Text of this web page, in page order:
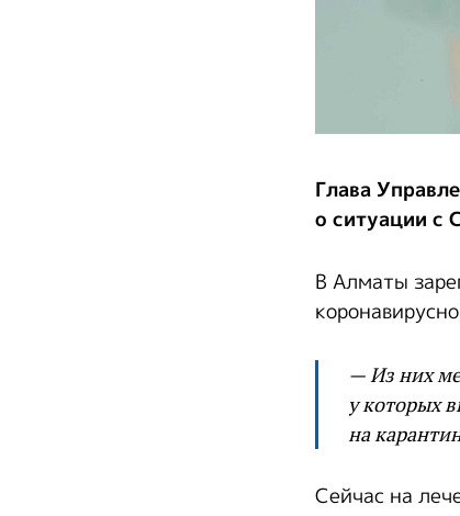
Глава
о ситуации с
В Алматы
— Из них
у которых
на
Сейчас на